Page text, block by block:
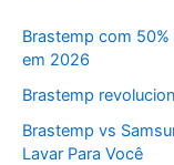
Brastemp com
em 2026
Brastemp
Brastemp vs
Lavar Para Você